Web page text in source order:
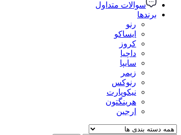
سوالات متداول
برندها
رنو
ایساکو
کروز
داچیا
سایپا
زیمر
رنوکس
نیکوپارت
هرینگتون
ارجین